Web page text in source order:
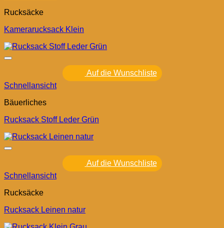
Rucksäcke
Kamerarucksack Klein
Auf die Wunschliste
Schnellansicht
Bäuerliches
Rucksack Stoff Leder Grün
Auf die Wunschliste
Schnellansicht
Rucksäcke
Rucksack Leinen natur